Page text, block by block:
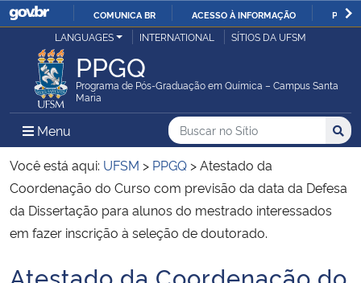
IR
O
COMUNICA BR ACESSO À INFORMAÇÃO
Ministério da Justiça e Segurança Pública
Ministério da Defesa
Ministério das Relações Exteriores
Ministério da Economia
LANGUAGES INTERNATIONAL SÍTIOS DA UFSM
PPGQ
Programa de Pós-Graduação em Química – Campus Santa
Maria
Menu Menu Principal do Sítio
Busca
Buscar no no Sítio
Busca:
Você está aqui: UFSM > PPGQ >Atestado da
Coordenação do Curso com previsão da data da Defesa
da Dissertação para alunos do mestrado interessados
em fazer inscrição à seleção de doutorado.
Início do conteúdo
Atestado da Coordenação do